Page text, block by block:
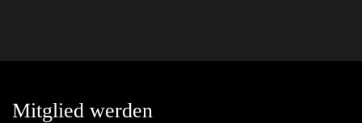
Mitglied werden